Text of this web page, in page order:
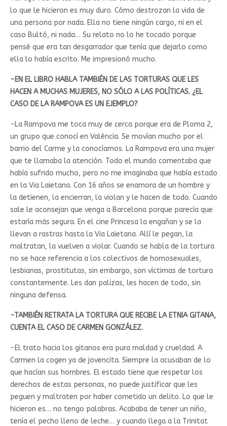
lo que le hicieron es muy duro. Cómo destrozan la vida de
una persona por nada. Ella no tiene ningún cargo, ni en el
caso Bultó, ni nada… Su relato no lo he tocado porque
pensé que era tan desgarrador que tenía que dejarlo como
ella lo había escrito. Me impresionó mucho.
-EN EL LIBRO HABLA TAMBIÉN DE LAS TORTURAS QUE LES
HACEN A MUCHAS MUJERES, NO SÓLO A LAS POLÍTICAS. ¿EL
CASO DE LA RAMPOVA ES UN EJEMPLO?
-La Rampova me toca muy de cerca porque era de Ploma 2,
un grupo que conocí en València. Se movían mucho por el
barrio del Carme y la conocíamos. La Rampova era una mujer
que te llamaba la atención. Todo el mundo comentaba que
había sufrido mucho, pero no me imaginaba que había estado
en la Via Laietana. Con 16 años se enamora de un hombre y
la detienen, la encierran, la violan y le hacen de todo. Cuando
sale le aconsejan que venga a Barcelona porque parecía que
estaría más segura. En el cine Princesa la engañan y se la
llevan a rastras hasta la Via Laietana. Allí le pegan, la
maltratan, la vuelven a violar. Cuando se habla de la tortura
no se hace referencia a los colectivos de homosexuales,
lesbianas, prostitutas, sin embargo, son víctimas de tortura
constantemente. Les dan palizas, les hacen de todo, sin
ninguna defensa.
-TAMBIÉN RETRATA LA TORTURA QUE RECIBE LA ETNIA GITANA,
CUENTA EL CASO DE CARMEN GONZÁLEZ.
-El trato hacia los gitanos era pura maldad y crueldad. A
Carmen la cogen ya de jovencita. Siempre la acusaban de lo
que hacían sus hombres. El estado tiene que respetar los
derechos de estas personas, no puede justificar que les
peguen y maltraten por haber cometido un delito. Lo que le
hicieron es… no tengo palabras. Acababa de tener un niño,
tenía el pecho lleno de leche… y cuando llega a la Trinitat